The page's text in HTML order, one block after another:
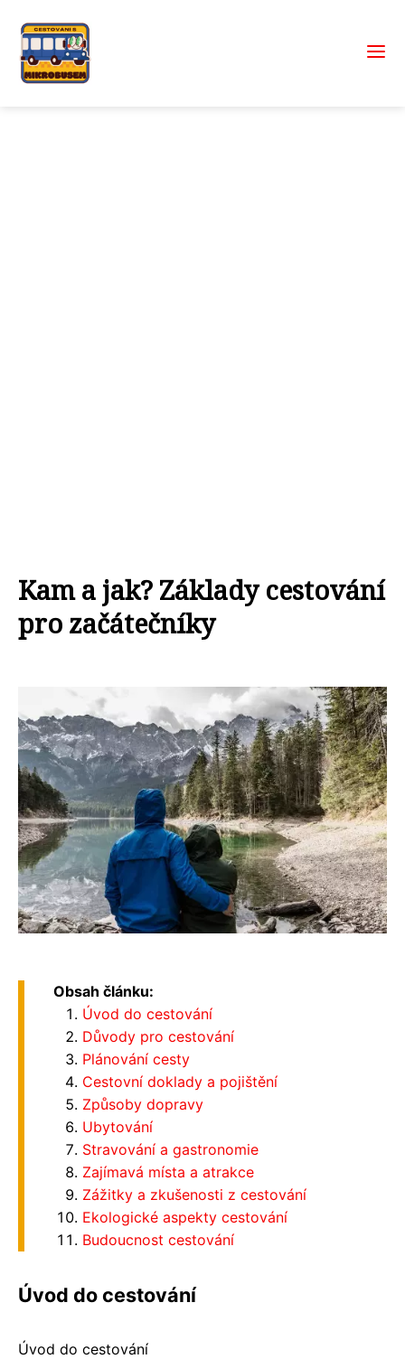
Kam a jak? Základy cestování
pro začátečníky
Obsah článku:
Úvod do cestování
Důvody pro cestování
Plánování cesty
Cestovní doklady a pojištění
Způsoby dopravy
Ubytování
Stravování a gastronomie
Zajímavá místa a atrakce
Zážitky a zkušenosti z cestování
Ekologické aspekty cestování
Budoucnost cestování
Úvod do cestování
Úvod do cestování